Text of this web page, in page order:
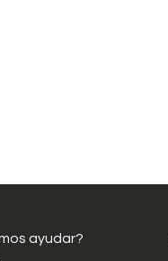
ayudar?